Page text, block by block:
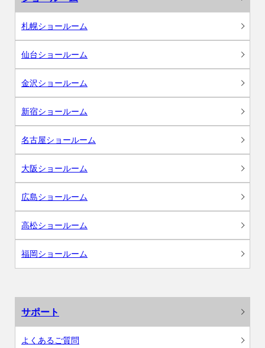
札幌ショールーム
仙台ショールーム
金沢ショールーム
新宿ショールーム
名古屋ショールーム
大阪ショールーム
広島ショールーム
高松ショールーム
福岡ショールーム
サポート
よくあるご質問